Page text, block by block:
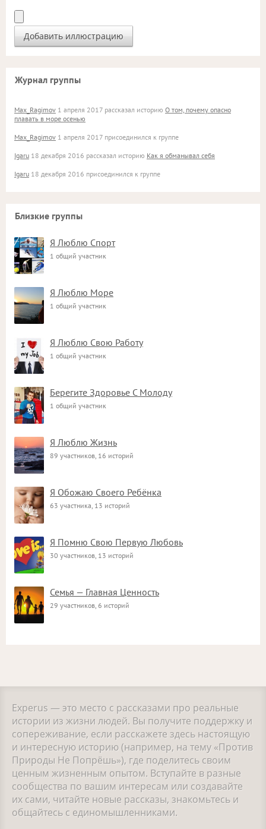
Журнал группы
Max_Ragimov 1 апреля 2017 рассказал историю О том, почему опасно
плавать в море осенью
Max_Ragimov 1 апреля 2017 присоединился к группе
Igaru 18 декабря 2016 рассказал историю Как я обманывал себя
Igaru 18 декабря 2016 присоединился к группе
Близкие группы
Я Люблю Спорт
1 общий участник
Я Люблю Море
1 общий участник
Я Люблю Свою Работу
1 общий участник
Берегите Здоровье С Молоду
1 общий участник
Я Люблю Жизнь
89 участников, 16 историй
Я Обожаю Своего Ребёнка
63 участника, 13 историй
Я Помню Свою Первую Любовь
30 участников, 13 историй
Семья — Главная Ценность
29 участников, 6 историй
Experus — это место с рассказами про реальные
истории из жизни людей. Вы получите поддержку и
сопереживание, если расскажете здесь настоящую
и интересную историю (например, на тему «Против
Природы Не Попрёшь»), где поделитесь своим
ценным жизненным опытом. Вступайте в разные
сообщества по вашим интересам или создавайте
их сами, читайте новые рассказы, знакомьтесь и
общайтесь с единомышленниками.